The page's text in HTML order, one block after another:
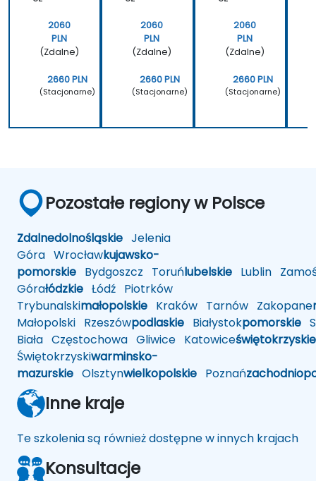
2060
PLN
(Zdalne)
2660 PLN
(Stacjonarne)
2060
PLN
(Zdalne)
2660 PLN
(Stacjonarne)
2060
PLN
(Zdalne)
2660 PLN
(Stacjonarne)
Pozostałe regiony w Polsce
Zdalnedolnośląskie Jelenia
Góra Wrocławkujawsko-
pomorskie Bydgoszcz Toruńlubelskie Lublin
Górałódzkie Łódź Piotrków
Trybunalskimałopolskie Kraków Tarnów Zakopane
Małopolski Rzeszówpodlaskie Białystokpomorskie
Biała Częstochowa Gliwice Katowiceświętokrzyskie
Świętokrzyskiwarminsko-
mazurskie Olsztynwielkopolskie Poznań
Inne kraje
Te szkolenia są również dostępne w innych krajach
Konsultacje